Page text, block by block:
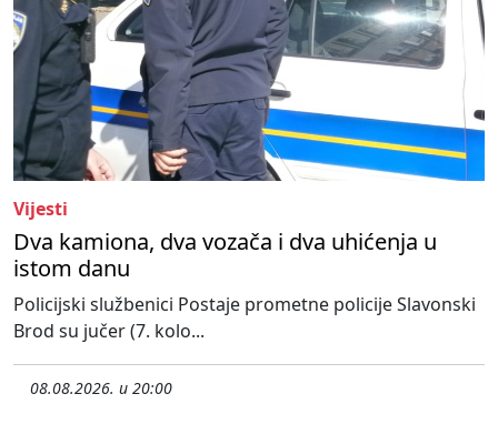
Vijesti
Dva kamiona, dva vozača i dva uhićenja u
istom danu
Policijski službenici Postaje prometne policije Slavonski
Brod su jučer (7. kolo...
08.08.2026. u 20:00